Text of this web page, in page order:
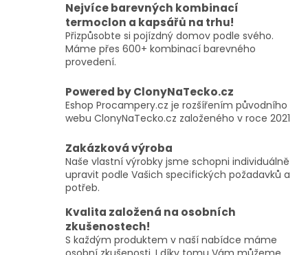
Nejvíce barevných kombinací
termoclon a kapsářů na trhu!
Přizpůsobte si pojízdný domov podle svého.
Máme přes 600+ kombinací barevného
provedení.
Powered by ClonyNaTecko.cz
Eshop Procampery.cz je rozšířením původního
webu ClonyNaTecko.cz založeného v roce 2021
Zakázková výroba
Naše vlastní výrobky jsme schopni individuálně
upravit podle Vašich specifických požadavků a
potřeb.
Kvalita založená na osobních
zkušenostech!
S každým produktem v naší nabídce máme